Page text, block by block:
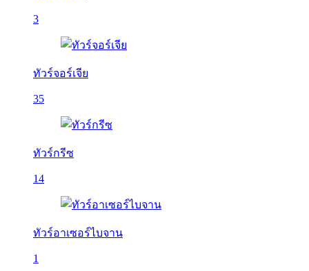
3
ทัวร์จอร์เจีย
35
ทัวร์กรีซ
14
ทัวร์อาเซอร์ไบจาน
1